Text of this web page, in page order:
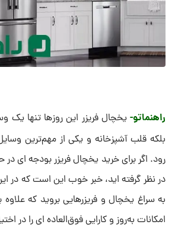
راهنماتو- یخچال فریزر این روزها تنها
بلکه قلب آشپزخانه و یکی از مهم‌ترین
در نظر گرفته اید، خبر خوب این است که در
به سراغ یخچال و فریزرهایی بروید که
امکانات به‌روز و کارایی فوق‌العاده ای را در